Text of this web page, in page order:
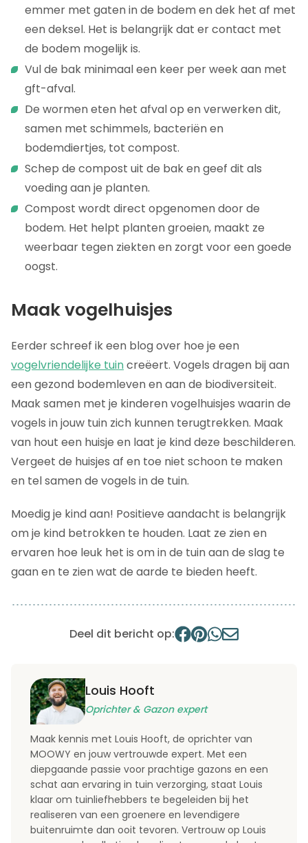
emmer met gaten in de bodem en dek het af met
een deksel. Het is belangrijk dat er contact met
de bodem mogelijk is.
Vul de bak minimaal een keer per week aan met
gft-afval.
De wormen eten het afval op en verwerken dit,
samen met schimmels, bacteriën en
bodemdiertjes, tot compost.
Schep de compost uit de bak en geef dit als
voeding aan je planten.
Compost wordt direct opgenomen door de
bodem. Het helpt planten groeien, maakt ze
weerbaar tegen ziekten en zorgt voor een goede
oogst.
Maak vogelhuisjes
Eerder schreef ik een blog over hoe je een
vogelvriendelijke tuincreëert. Vogels dragen bij aan
een gezond bodemleven en aan de biodiversiteit.
Maak samen met je kinderen vogelhuisjes waarin de
vogels in jouw tuin zich kunnen terugtrekken. Maak
van hout een huisje en laat je kind deze beschilderen.
Vergeet de huisjes af en toe niet schoon te maken
en tel samen de vogels in de tuin.
Moedig je kind aan! Positieve aandacht is belangrijk
om je kind betrokken te houden. Laat ze zien en
ervaren hoe leuk het is om in de tuin aan de slag te
gaan en te zien wat de aarde te bieden heeft.
Deel dit bericht op:
Louis Hooft
Oprichter & Gazon expert
Maak kennis met Louis Hooft, de oprichter van
MOOWY en jouw vertrouwde expert. Met een
diepgaande passie voor prachtige gazons en een
schat aan ervaring in tuin verzorging, staat Louis
klaar om tuinliefhebbers te begeleiden bij het
realiseren van een groenere en levendigere
buitenruimte dan ooit tevoren. Vertrouw op Louis